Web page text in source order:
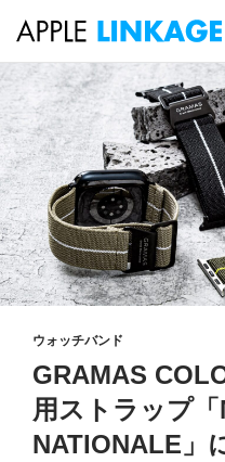
コ
テ
ン
ツ
へ
ス
キ
ッ
プ
索
ウォッチバンド
GRAMAS
用ストラップ
NATIONALE」